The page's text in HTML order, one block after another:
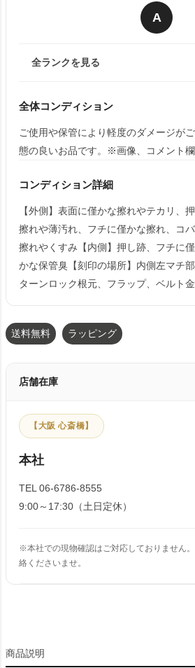
A
全ランクを見る
全体コンディション
ご使用や保管により軽度のダメージが
態の良いお品です。※画像、コメント
コンディション詳細
【外側】表面に僅かな擦れやテカリ、
擦れや薄汚れ、フチに僅かな擦れ、コ
擦れやくすみ【内側】押し跡、フチに
かな保管臭【刻印の場所】内側左マチ
ターンロック根元、フラップ、ベルト
送料無料 ラッピング
店舗在庫
【大阪 心斎橋】
本社
TEL 06-6786-8555
9:00～17:30（土日定休）
※本社での現物確認はご対応しておりません
絡くださいませ。
商品説明